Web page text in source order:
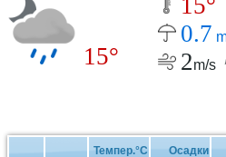
15°
0.7
2m/s
Темпер.°C Осадки